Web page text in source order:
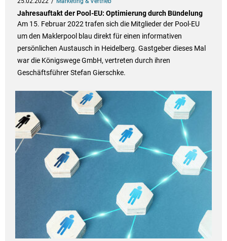
Jahresauftakt der Pool-EU: Optimierung durch Bündelung
Am 15. Februar 2022 trafen sich die Mitglieder der Pool-EU
um den Maklerpool blau direkt für einen informativen
persönlichen Austausch in Heidelberg. Gastgeber dieses Mal
war die Königswege GmbH, vertreten durch ihren
Geschäftsführer Stefan Gierschke.